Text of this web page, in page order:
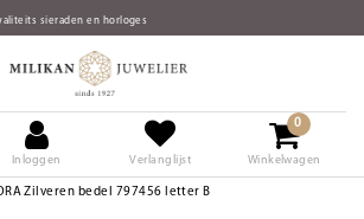
Inloggen Verlanglijst
0
Winkelwagen
Zilveren bedel 797456 letter B